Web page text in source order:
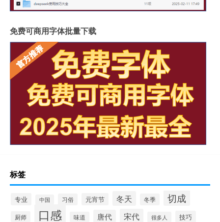
免费可商用字体批量下载
标签
专业 中国 习俗 元宵节 冬天 冬季 切成
厨师 口感 味道 唐代 宋代 很多人 技巧